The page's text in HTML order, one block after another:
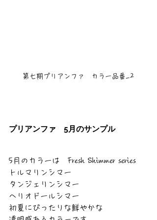
第七期プリアンファ　カラー品番_2
プリアンファ　5月のサンプル
5月のカラーは　Fresh Shimmer series
トルマリンシマー
タンジェリンシマー
ヘリオドールシマー
初夏にぴったりな鮮やかな